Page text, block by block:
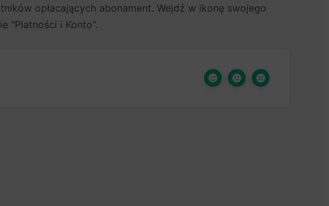
opłacających abonament. Wejdź w ikonę swojego
"Platności i Konto".